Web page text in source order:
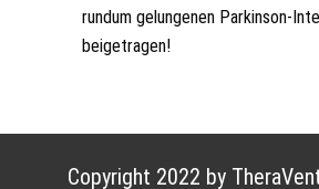
rundum gelungenen Parkinson-
beigetragen!
Copyright 2022 by